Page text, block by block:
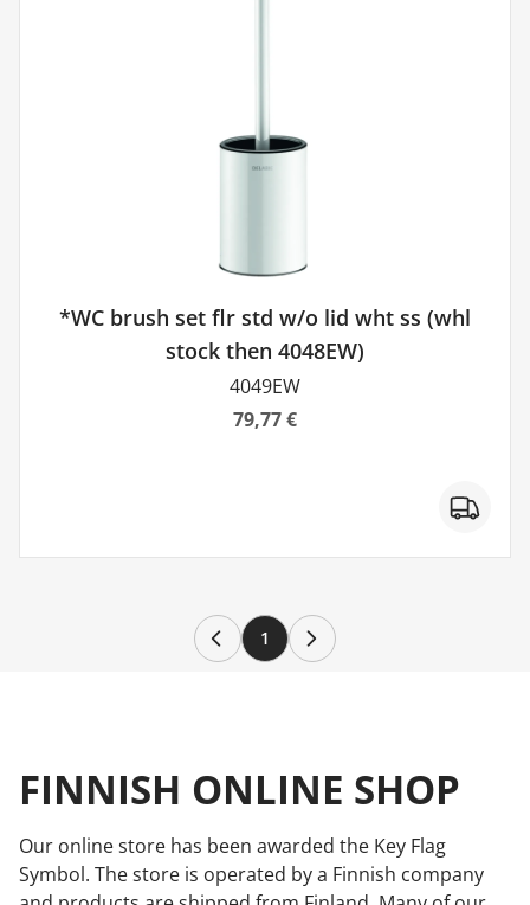
*WC brush set flr std w/o lid wht ss (whl
stock then 4048EW)
4049EW
79,77 €
1
FINNISH ONLINE SHOP
Our online store has been awarded the Key Flag
Symbol. The store is operated by a Finnish company